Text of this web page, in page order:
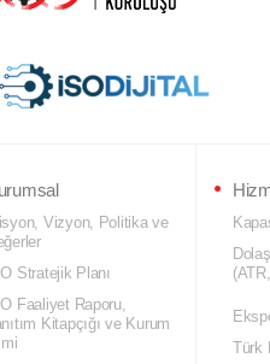
Vizyon, Politika ve
Stratejik Planı
Faaliyet Raporu,
Kitapçığı ve Kurum
Türk